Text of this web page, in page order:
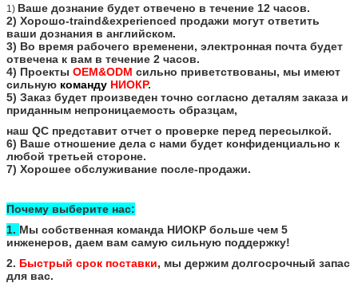
1) Ваше дознание будет отвечено в течение 12 часов.
2) Хорошо-traind&experienced продажи могут ответить
ваши дознания в английском.
3) Во время рабочего временени, электронная почта будет
отвечена к вам в течение 2 часов.
4) Проекты OEM&ODM сильно приветствованы, мы имеют
сильную команду НИОКР.
5) Заказ будет произведен точно согласно деталям заказа и
приданным непроницаемость образцам,
наш QC представит отчет о проверке перед пересылкой.
6) Ваше отношение дела с нами будет конфиденциально к
любой третьей стороне.
7) Хорошее обслуживание после-продажи.
Почему выберите нас:
1. Мы собственная команда НИОКР больше чем 5
инженеров, даем вам самую сильную поддержку!
2. Быстрый срок поставки, мы держим долгосрочный запас
для вас.